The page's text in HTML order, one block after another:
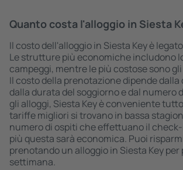
Quanto costa l'alloggio in Siesta
Il costo dell'alloggio in Siesta Key è
Le strutture più economiche includono
campeggi, mentre le più costose sono
Il costo della prenotazione dipende dalla
dalla durata del soggiorno e dal numero
gli alloggi, Siesta Key è conveniente
tariffe migliori si trovano in bassa
numero di ospiti che effettuano il
più questa sarà economica. Puoi
prenotando un alloggio in Siesta Key per
settimana.